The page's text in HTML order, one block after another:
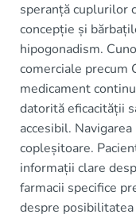
speranță cuplurilor
concepție și
hipogonadism.
comerciale precum
medicament
datorită eficacității
accesibil.
copleșitoare.
informații clare
farmacii specifice
despre